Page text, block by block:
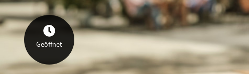
Geöffnet